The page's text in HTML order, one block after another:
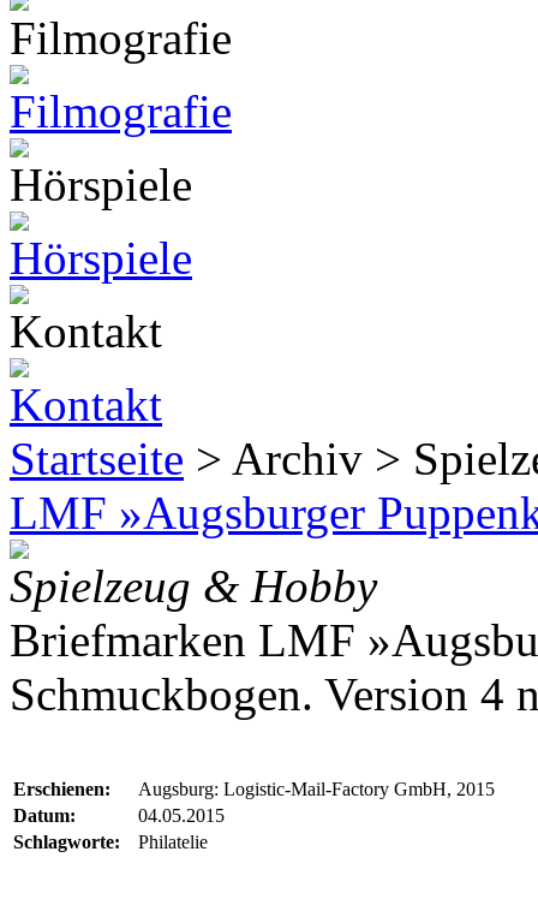
Startseite > Archiv >
LMF »Augsburger
Spielzeug & Hobby
Briefmarken LMF
Schmuckbogen. Version 4
Erschienen:
Augsburg: Logistic-Mail-Factory GmbH, 2015
Datum:
04.05.2015
Schlagworte:
Philatelie